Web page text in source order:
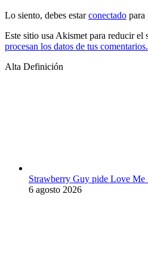
Lo siento, debes estarconectado para
Este sitio usa Akismet para reducir el
procesan los datos de tus comentarios.
Alta Definición
Strawberry Guy pide Love
6 agosto 2026